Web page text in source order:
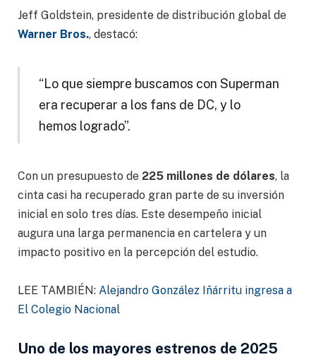
Jeff Goldstein, presidente de distribución global de
Warner Bros., destacó:
“Lo que siempre buscamos con Superman
era recuperar a los fans de DC, y lo
hemos logrado”.
Con un presupuesto de 225 millones de dólares, la
cinta casi ha recuperado gran parte de su inversión
inicial en solo tres días. Este desempeño inicial
augura una larga permanencia en cartelera y un
impacto positivo en la percepción del estudio.
LEE TAMBIÉN: Alejandro González Iñárritu ingresa a
El Colegio Nacional
Uno de los mayores estrenos de 2025